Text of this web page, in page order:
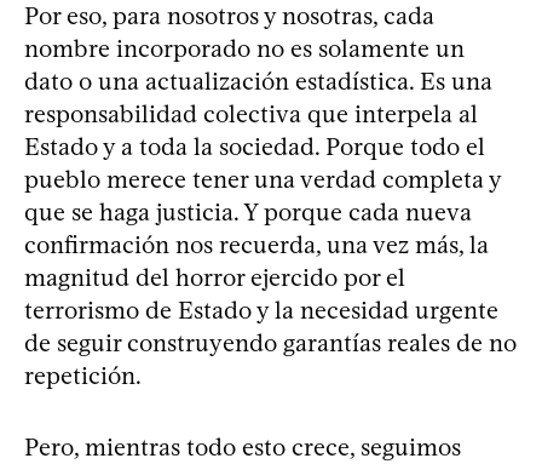
Por eso, para nosotros y nosotras, cada
nombre incorporado no es solamente un
dato o una actualización estadística. Es una
responsabilidad colectiva que interpela al
Estado y a toda la sociedad. Porque todo el
pueblo merece tener una verdad completa y
que se haga justicia. Y porque cada nueva
confirmación nos recuerda, una vez más, la
magnitud del horror ejercido por el
terrorismo de Estado y la necesidad urgente
de seguir construyendo garantías reales de no
repetición.
Pero, mientras todo esto crece, seguimos